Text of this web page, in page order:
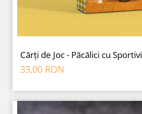
Cărți de Joc - Păcălici cu Sportivi
33,00 RON